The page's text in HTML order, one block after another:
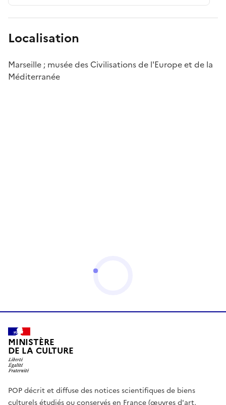
Localisation
Marseille ; musée des Civilisations de l'Europe et de la
Méditerranée
MINISTÈRE
DE LA CULTURE
POP décrit et diffuse des notices scientifiques de biens
culturels étudiés ou conservés en France (œuvres d'art,